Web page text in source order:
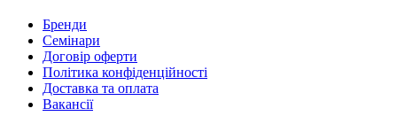
Бренди
Семінари
Договір оферти
Політика конфіденційності
Доставка та оплата
Вакансії